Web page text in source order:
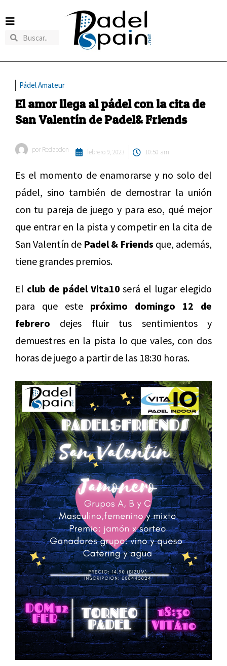
Pádel Amateur
El amor llega al pádel con la cita de
San Valentín de Padel& Friends
por Redaccion febrero 9, 2023 10:50 am
Es el momento de enamorarse y no solo del
pádel, sino también de demostrar la unión
con tu pareja de juego y para eso, qué mejor
que entrar en la pista y competir en la cita de
San Valentín de Padel & Friends que, además,
tiene grandes premios.
El club de pádel Vita10 será el lugar elegido
para que este próximo domingo 12 de
febrero dejes fluir tus sentimientos y
demuestres en la pista lo que vales, con dos
horas de juego a partir de las 18:30 horas.